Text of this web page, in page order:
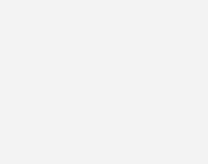
einverstanden, über
Abmeldung ist
Daten finden Sie